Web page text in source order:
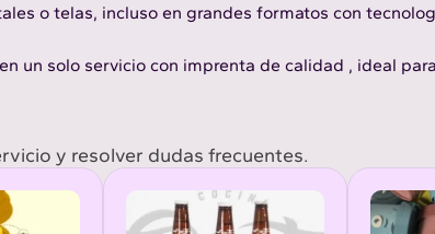
o telas, incluso en grandes formatos con
un solo servicio con imprenta de calidad , ideal
y resolver dudas frecuentes.